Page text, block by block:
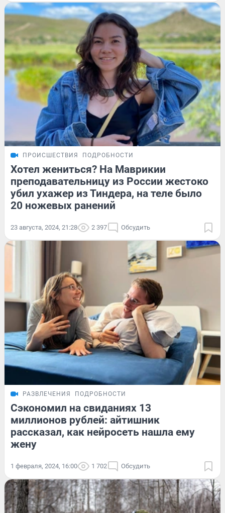
ПРОИСШЕСТВИЯ ПОДРОБНОСТИ
Хотел жениться? На Маврикии
преподавательницу из России жестоко
убил ухажер из Тиндера, на теле было
20 ножевых ранений
23 августа, 2024, 21:28 2 397 Обсудить
РАЗВЛЕЧЕНИЯ ПОДРОБНОСТИ
Сэкономил на свиданиях 13
миллионов рублей: айтишник
рассказал, как нейросеть нашла ему
жену
1 февраля, 2024, 16:00 1 702 Обсудить